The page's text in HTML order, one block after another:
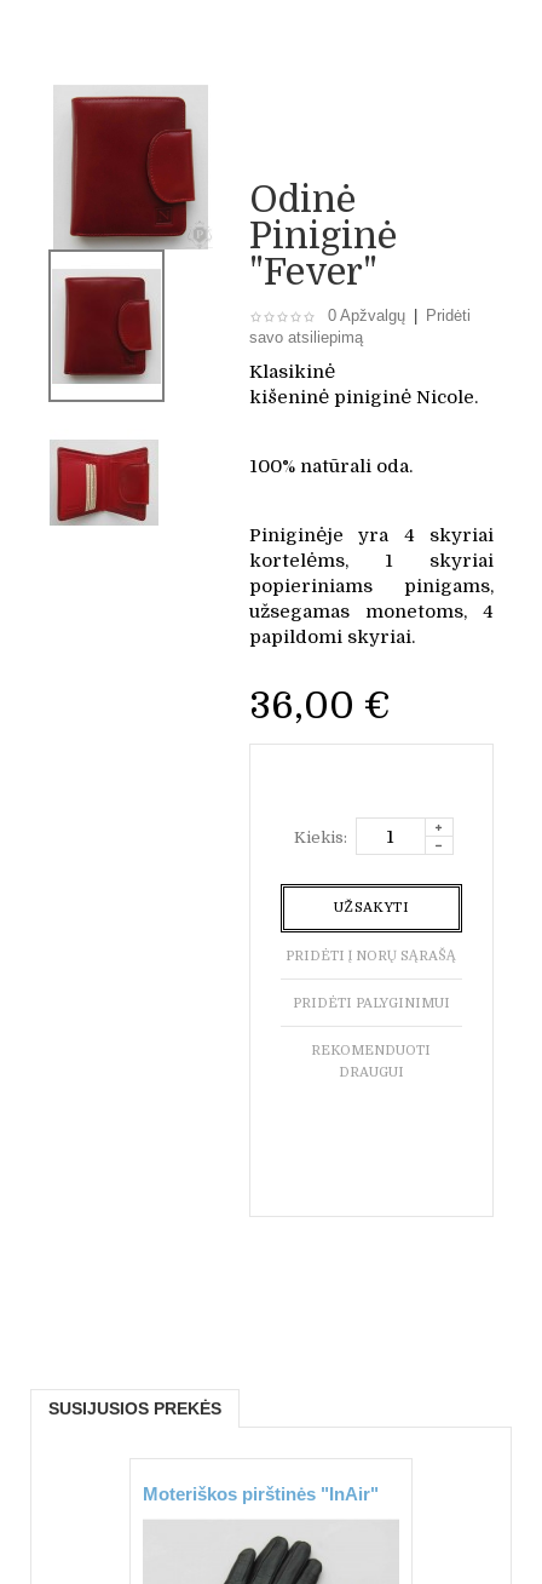
Odinė
Piniginė
"Fever"
0 Apžvalgų
Pridėti
savo atsiliepimą
Klasikinė
kišeninė piniginė Nicole.
100% natūrali oda.
Piniginėje yra 4 skyriai
kortelėms, 1 skyriai
popieriniams pinigams,
užsegamas monetoms, 4
papildomi skyriai.
36,00 €
Kiekis:
UŽSAKYTI
PRIDĖTI Į NORŲ SĄRAŠĄ
PRIDĖTI PALYGINIMUI
REKOMENDUOTI
DRAUGUI
SUSIJUSIOS PREKĖS
Moteriškos pirštinės "InAir"